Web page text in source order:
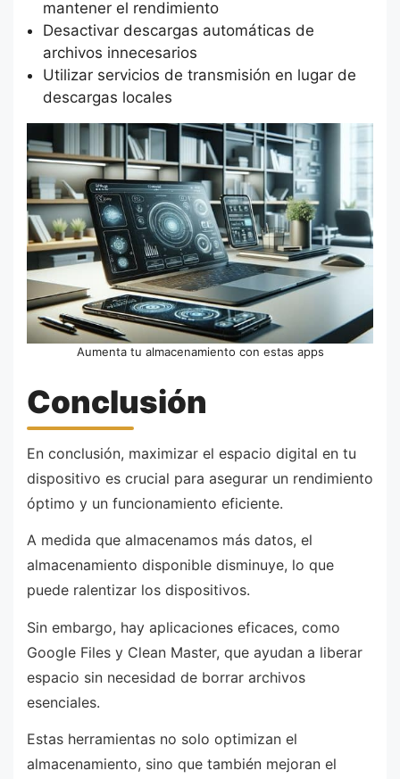
mantener el rendimiento
Desactivar descargas automáticas de
archivos innecesarios
Utilizar servicios de transmisión en lugar de
descargas locales
Aumenta tu almacenamiento con estas apps
Conclusión
En conclusión, maximizar el espacio digital en tu
dispositivo es crucial para asegurar un rendimiento
óptimo y un funcionamiento eficiente.
A medida que almacenamos más datos, el
almacenamiento disponible disminuye, lo que
puede ralentizar los dispositivos.
Sin embargo, hay aplicaciones eficaces, como
Google Files y Clean Master, que ayudan a liberar
espacio sin necesidad de borrar archivos
esenciales.
Estas herramientas no solo optimizan el
almacenamiento, sino que también mejoran el